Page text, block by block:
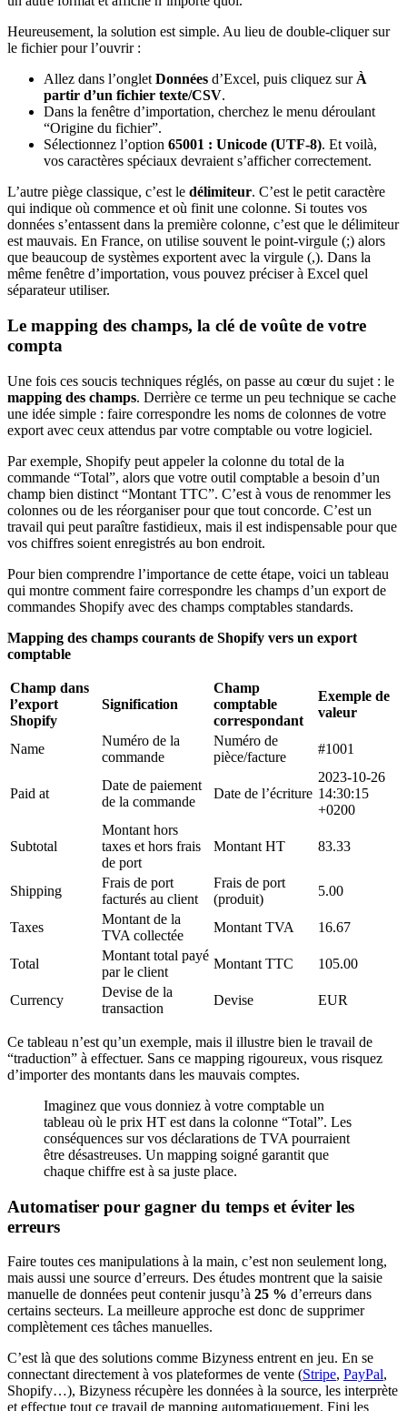
Heureusement, la solution est simple. Au lieu de double-cliquer sur
le fichier pour l’ouvrir :
Allez dans l’ongletDonnées d’Excel, puis cliquez surÀ
partir d’un fichier texte/CSV.
Dans la fenêtre d’importation, cherchez le menu déroulant
“Origine du fichier”.
Sélectionnez l’option 65001 : Unicode (UTF-8). Et voilà,
vos caractères spéciaux devraient s’afficher correctement.
L’autre piège classique, c’est le délimiteur. C’est le petit caractère
qui indique où commence et où finit une colonne. Si toutes vos
données s’entassent dans la première colonne, c’est que le délimiteur
est mauvais. En France, on utilise souvent le point-virgule (;) alors
que beaucoup de systèmes exportent avec la virgule (,). Dans la
même fenêtre d’importation, vous pouvez préciser à Excel quel
séparateur utiliser.
Le mapping des champs, la clé de voûte de votre
compta
Une fois ces soucis techniques réglés, on passe au cœur du sujet : le
mapping des champs. Derrière ce terme un peu technique se cache
une idée simple : faire correspondre les noms de colonnes de votre
export avec ceux attendus par votre comptable ou votre logiciel.
Par exemple, Shopify peut appeler la colonne du total de la
commande “Total”, alors que votre outil comptable a besoin d’un
champ bien distinct “Montant TTC”. C’est à vous de renommer les
colonnes ou de les réorganiser pour que tout concorde. C’est un
travail qui peut paraître fastidieux, mais il est indispensable pour que
vos chiffres soient enregistrés au bon endroit.
Pour bien comprendre l’importance de cette étape, voici un tableau
qui montre comment faire correspondre les champs d’un export de
commandes Shopify avec des champs comptables standards.
Mapping des champs courants de Shopify vers un export
comptable
Champ dans
l’export
Shopify
Signification
Champ
comptable
correspondant
Exemple de
valeur
Name
Numéro de la
commande
Numéro de
pièce/facture
#1001
Paid at
Date de paiement
de la commande
Date de l’écriture
2023-10-26
14:30:15
+0200
Subtotal
Montant hors
taxes et hors frais
de port
Montant HT 83.33
Shipping
Frais de port
facturés au client
Frais de port
(produit)
5.00
Taxes
Montant de la
TVA collectée
Montant TVA 16.67
Total
Montant total payé
par le client
Montant TTC 105.00
Currency
Devise de la
transaction
Devise EUR
Ce tableau n’est qu’un exemple, mais il illustre bien le travail de
“traduction” à effectuer. Sans ce mapping rigoureux, vous risquez
d’importer des montants dans les mauvais comptes.
Imaginez que vous donniez à votre comptable un
tableau où le prix HT est dans la colonne “Total”. Les
conséquences sur vos déclarations de TVA pourraient
être désastreuses. Un mapping soigné garantit que
chaque chiffre est à sa juste place.
Automatiser pour gagner du temps et éviter les
erreurs
Faire toutes ces manipulations à la main, c’est non seulement long,
mais aussi une source d’erreurs. Des études montrent que la saisie
manuelle de données peut contenir jusqu’à 25 % d’erreurs dans
certains secteurs. La meilleure approche est donc de supprimer
complètement ces tâches manuelles.
C’est là que des solutions comme Bizyness entrent en jeu. En se
connectant directement à vos plateformes de vente (Stripe, PayPal,
Shopify…), Bizyness récupère les données à la source, les interprète
et effectue tout ce travail de mapping automatiquement. Fini les